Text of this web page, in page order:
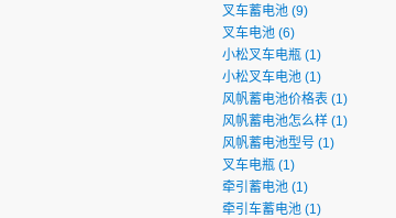
叉车蓄电池 (9)
叉车电池 (6)
小松叉车电瓶 (1)
小松叉车电池 (1)
风帆蓄电池价格表 (1)
风帆蓄电池怎么样 (1)
风帆蓄电池型号 (1)
叉车电瓶 (1)
牵引蓄电池 (1)
牵引车蓄电池 (1)